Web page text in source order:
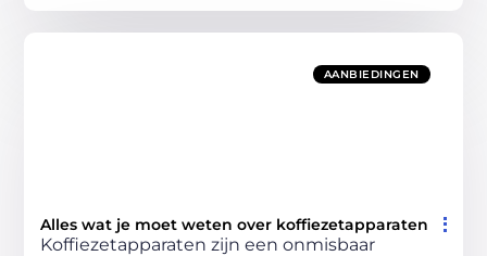
AANBIEDINGEN
Alles wat je moet weten over koffiezetapparaten
Koffiezetapparaten zijn een onmisbaar